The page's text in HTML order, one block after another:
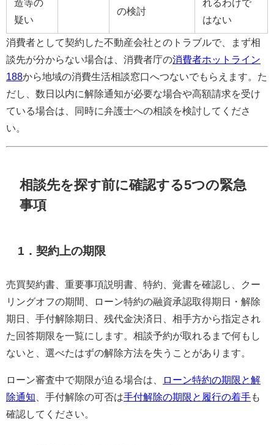
造等の
疑い
の検討
れるわけで
はない
消費者として契約した不動産会社とのトラブルで、まず相
談先が分からない場合は、消費者庁の消費者ホットライン
188から地域の消費生活相談窓口へつないでもらえます。た
だし、数日以内に解除通知が必要な場合や高額請求を受け
ている場合は、同時に弁護士への相談を検討してくださ
い。
相談先を探す前に確認する5つの緊急
事項
1．契約上の期限
売買契約書、重要事項説明書、特約、覚書を確認し、クー
リングオフの期間、ローン特約の融資承認取得期日・解除
期日、手付解除期日、残代金決済日、相手方から指定され
た回答期限を一覧にします。相談予約が取れるまで何もし
ないと、選べたはずの解除方法を失うことがあります。
ローン審査中で期限が迫る場合は、
ローン特約の期限と解
除通知 、手付解除の可否は手付解除の期限と履行の着手も
確認してください。